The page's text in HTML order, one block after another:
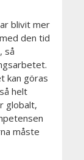
blivit mer
den tid
så
kan göras
helt
globalt,
måste